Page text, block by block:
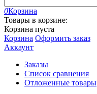
0Корзина
Товары в корзине:
Корзина пуста
Корзина Оформить заказ
Аккаунт
Заказы
Список сравнения
Отложенные товары